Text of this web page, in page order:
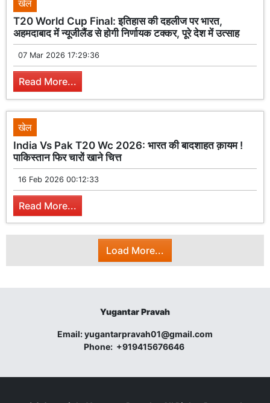
खेल
T20 World Cup Final: इतिहास की दहलीज पर भारत,
अहमदाबाद में न्यूजीलैंड से होगी निर्णायक टक्कर, पूरे देश में उत्साह
07 Mar 2026 17:29:36
Read More...
खेल
India Vs Pak T20 Wc 2026: भारत की बादशाहत क़ायम !
पाकिस्तान फिर चारों खाने चित्त
16 Feb 2026 00:12:33
Read More...
Load More...
Yugantar Pravah
Email:yugantarpravah01@gmail.com
Phone: +919415676646